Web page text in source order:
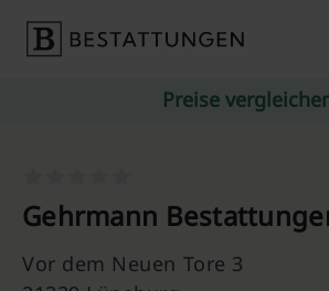
Preise
Gehrmann
Vor dem Neuen Tore 3